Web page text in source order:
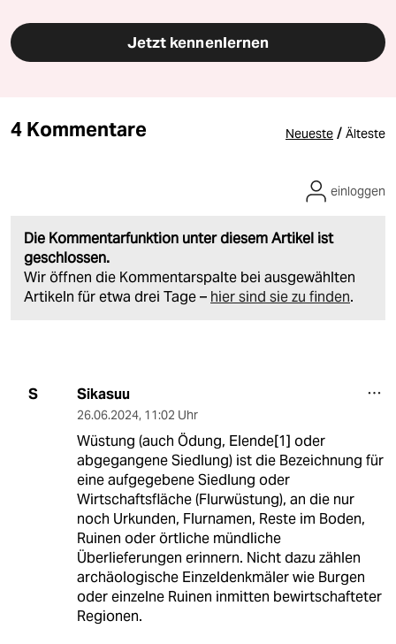
Jetzt kennenlernen
4 Kommentare Neueste / Älteste
Die Kommentarfunktion unter diesem Artikel ist
geschlossen.
Wir öffnen die Kommentarspalte bei ausgewählten
Artikeln für etwa drei Tage – hier sind sie zu finden.
einloggen
S Sikasuu
26.06.2024, 11:02 Uhr
Wüstung (auch Ödung, Elende[1] oder
abgegangene Siedlung) ist die Bezeichnung für
eine aufgegebene Siedlung oder
Wirtschaftsfläche (Flurwüstung), an die nur
noch Urkunden, Flurnamen, Reste im Boden,
Ruinen oder örtliche mündliche
Überlieferungen erinnern. Nicht dazu zählen
archäologische Einzeldenkmäler wie Burgen
oder einzelne Ruinen inmitten bewirtschafteter
Regionen.